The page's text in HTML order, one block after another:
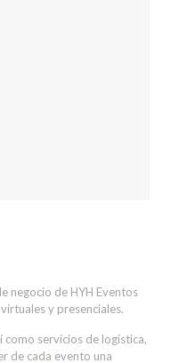
negocio de HYH Eventos
y presenciales.
como servicios de logística,
de cada evento una